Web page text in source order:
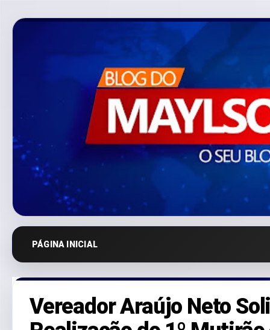
PÁGINA INICIAL
Vereador Araújo Neto